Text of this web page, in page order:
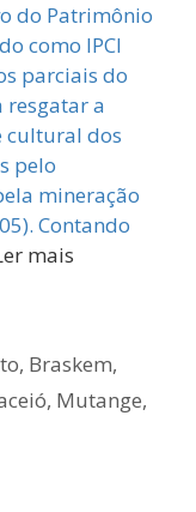
do Patrimônio
como IPCI
parciais do
resgatar a
cultural dos
pelo
mineração
Contando
mais
, Braskem,
, Mutange,